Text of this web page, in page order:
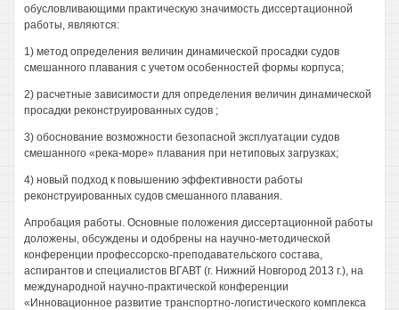
обусловливающими практическую значимость диссертационной
работы, являются:
1) метод определения величин динамической просадки судов
смешанного плавания с учетом особенностей формы корпуса;
2) расчетные зависимости для определения величин динамической
просадки реконструированных судов ;
3) обоснование возможности безопасной эксплуатации судов
смешанного «река-море» плавания при нетиповых загрузках;
4) новый подход к повышению эффективности работы
реконструированных судов смешанного плавания.
Апробация работы. Основные положения диссертационной работы
доложены, обсуждены и одобрены на научно-методической
конференции профессорско-преподавательского состава,
аспирантов и специалистов ВГАВТ (г. Нижний Новгород 2013 г.), на
международной научно-практической конференции
«Инновационное развитие транспортно-логистического комплекса